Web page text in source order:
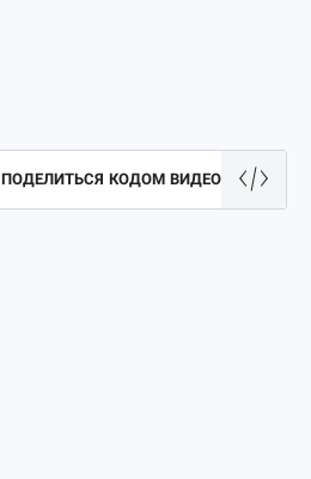
ПОДЕЛИТЬСЯ КОДОМ ВИДЕО